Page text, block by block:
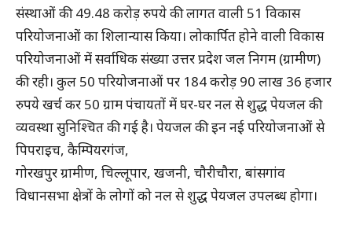
संस्थाओं की 49.48 करोड़ रुपये की लागत वाली 51 विकास
परियोजनाओं का शिलान्यास किया। लोकार्पित होने वाली विकास
परियोजनाओं में सर्वाधिक संख्या उत्तर प्रदेश जल निगम (ग्रामीण)
की रही। कुल 50 परियोजनाओं पर 184 करोड़ 90 लाख 36 हजार
रुपये खर्च कर 50 ग्राम पंचायतों में घर-घर नल से शुद्ध पेयजल की
व्यवस्था सुनिश्चित की गई है। पेयजल की इन नई परियोजनाओं से
पिपराइच, कैम्पियरगंज,
गोरखपुर ग्रामीण, चिल्लूपार, खजनी, चौरीचौरा, बांसगांव
विधानसभा क्षेत्रों के लोगों को नल से शुद्ध पेयजल उपलब्ध होगा।